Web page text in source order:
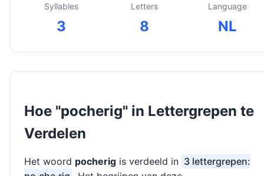
Syllables
3
Letters
8
Language
NL
Hoe "pocherig" in Lettergrepen te
Verdelen
Het woord pocherig is verdeeld in 3 lettergrepen: